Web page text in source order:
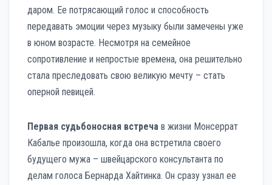
даром. Ее потрясающий голос и способность
передавать эмоции через музыку были замечены уже
в юном возрасте. Несмотря на семейное
сопротивление и непростые времена, она решительно
стала преследовать свою великую мечту – стать
оперной певицей.
Первая судьбоносная встреча в жизни Монсеррат
Кабалье произошла, когда она встретила своего
будущего мужа – швейцарского консультанта по
делам голоса Бернарда Хайтинка. Он сразу узнал ее